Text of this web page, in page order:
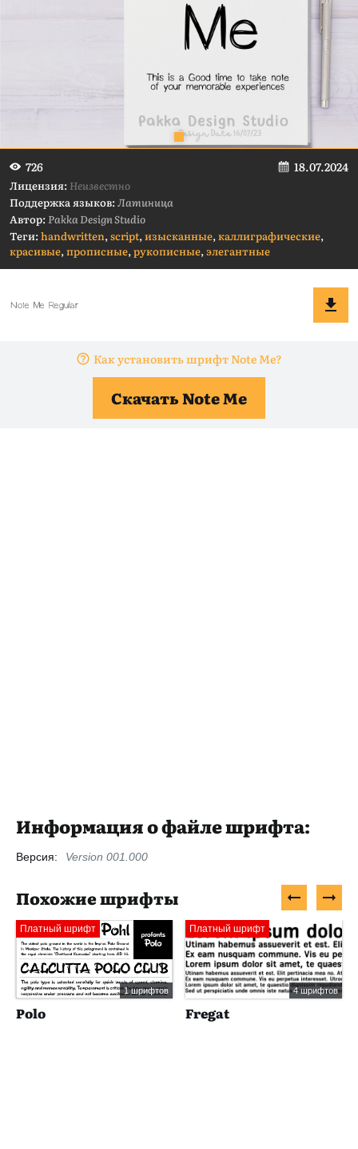
726 18.07.2024
Лицензия: Неизвестно
Поддержка языков:Латиница
Автор: Pakka Design Studio
Теги:handwritten, script, изысканные, каллиграфические,
красивые, прописные, рукописные, элегантные
Как установить шрифт Note Me?
Скачать Note Me
Информация о файле шрифта:
Версия: Version 001.000
Похожие шрифты
Платный шрифт
1 шрифтов
Polo
Платный шрифт
4 шрифтов
Fregat